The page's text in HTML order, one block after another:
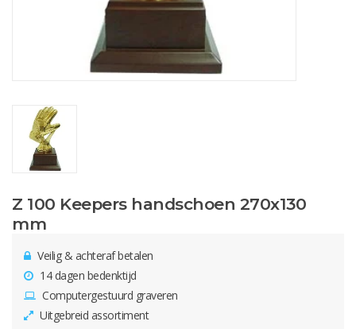
Z 100 Keepers handschoen 270x130
mm
Veilig & achteraf betalen
14 dagen bedenktijd
Computergestuurd graveren
Uitgebreid assortiment